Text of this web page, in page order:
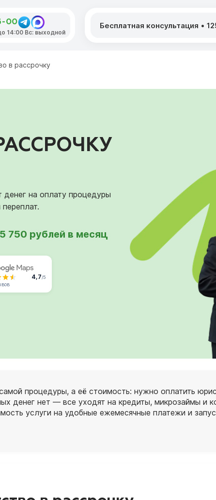
00
14:00 Вс: выходной
Бесплатная консультация •
в рассрочку
на оплату процедуры
750 рублей в месяц
4,7/5
процедуры, а её стоимость: нужно оплатить
денег нет — все уходят на кредиты, микрозаймы и
услуги на удобные ежемесячные платежи и